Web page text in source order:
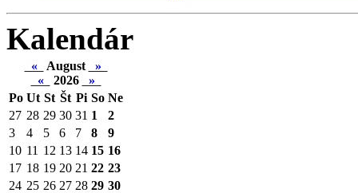
Kalendár
« August
»
«
2026
»
Po Ut St Št Pi So Ne
27 28 29 30 31 1
2
3
4 5 6 7 8
9
10 11 12 13 14 15 16
17 18 19 20 21 22 23
24 25 26 27 28 29 30